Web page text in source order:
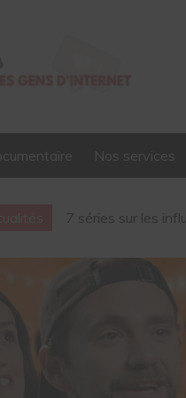
Nos services
Pour le lancement